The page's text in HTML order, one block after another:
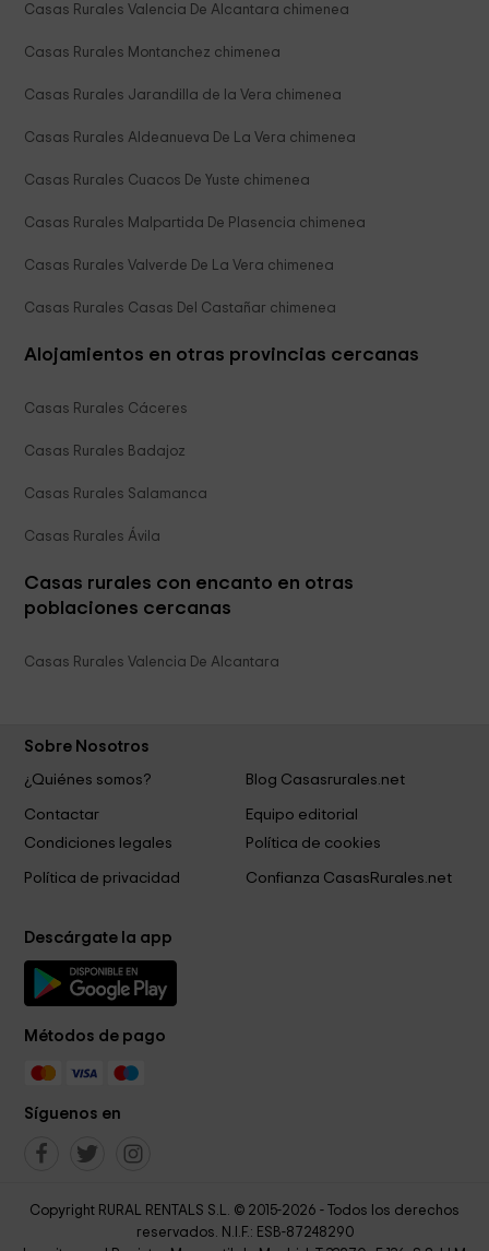
Casas Rurales Valencia De Alcantara chimenea
Casas Rurales Montanchez chimenea
Casas Rurales Jarandilla de la Vera chimenea
Casas Rurales Aldeanueva De La Vera chimenea
Casas Rurales Cuacos De Yuste chimenea
Casas Rurales Malpartida De Plasencia chimenea
Casas Rurales Valverde De La Vera chimenea
Casas Rurales Casas Del Castañar chimenea
Alojamientos en otras provincias cercanas
Casas Rurales Cáceres
Casas Rurales Badajoz
Casas Rurales Salamanca
Casas Rurales Ávila
Casas rurales con encanto en otras
poblaciones cercanas
Casas Rurales Valencia De Alcantara
Sobre Nosotros
¿Quiénes somos?
Blog Casasrurales.net
Contactar
Equipo editorial
Condiciones legales
Política de cookies
Política de privacidad Confianza CasasRurales.net
Descárgate la app
Métodos de pago
Síguenos en
Copyright RURAL RENTALS S.L. © 2015-2026 - Todos los derechos
reservados. N.I.F.: ESB-87248290